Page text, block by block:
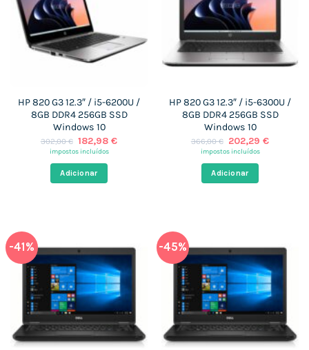
HP 820 G3 12.3″ / i5-6200U /
8GB DDR4 256GB SSD
Windows 10
302,00€ O
preço
era:
302,00 €.
182,98€O
impostos incluídos
Adicionar
HP 820 G3 12.3″ / i5-6300U /
8GB DDR4 256GB SSD
Windows 10
366,00€ O
preço
era:
366,00 €.
202,29€O
impostos incluídos
Adicionar
-41% -45%